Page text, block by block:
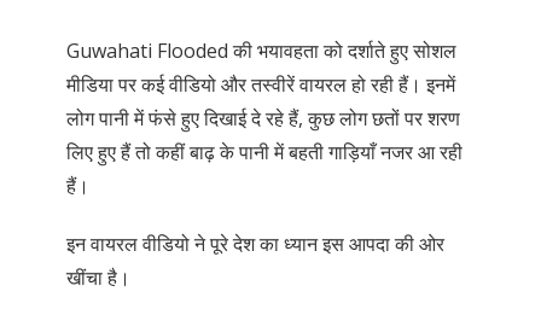
Guwahati Flooded की भयावहता को दर्शाते हुए सोशल
मीडिया पर कई वीडियो और तस्वीरें वायरल हो रही हैं। इनमें
लोग पानी में फंसे हुए दिखाई दे रहे हैं, कुछ लोग छतों पर शरण
लिए हुए हैं तो कहीं बाढ़ के पानी में बहती गाड़ियाँ नजर आ रही
हैं।
इन वायरल वीडियो ने पूरे देश का ध्यान इस आपदा की ओर
खींचा है।